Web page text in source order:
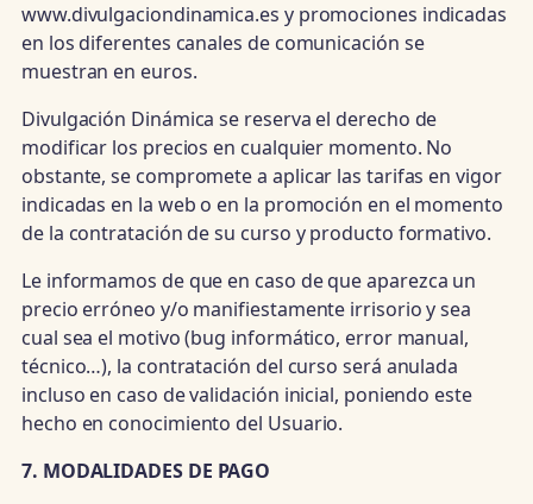
www.divulgaciondinamica.es y promociones indicadas
en los diferentes canales de comunicación se
muestran en euros.
Divulgación Dinámica se reserva el derecho de
modificar los precios en cualquier momento. No
obstante, se compromete a aplicar las tarifas en vigor
indicadas en la web o en la promoción en el momento
de la contratación de su curso y producto formativo.
Le informamos de que en caso de que aparezca un
precio erróneo y/o manifiestamente irrisorio y sea
cual sea el motivo (bug informático, error manual,
técnico…), la contratación del curso será anulada
incluso en caso de validación inicial, poniendo este
hecho en conocimiento del Usuario.
7. MODALIDADES DE PAGO